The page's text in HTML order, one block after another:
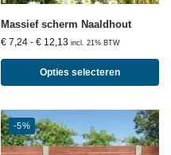
Massief scherm Naaldhout
€ 7,24 - € 12,13 incl. 21% BTW
Opties selecteren
-5%